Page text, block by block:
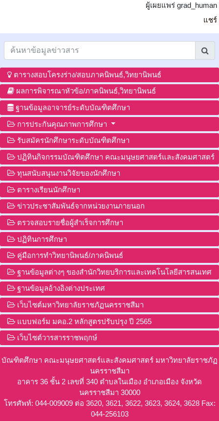
ผู้เผยแพร่ grad_human
แชร์
ตารางสอบโครงร่าง/สอบภาคนิพนธ์,วิทยานิพนธ์
ผลการพิจารณาหัวข้อ/ภาคนิพนธ์,วิทยานิพนธ์
ฐานข้อมูลอาจารย์ระดับบัณฑิตศึกษา
การประกันคุณภาพการศึกษา
รับสมัครนักศึกษาระดับบัณฑิตศึกษา
ปฏิทินกิจกรรมบัณฑิตศึกษา คณะมนุษยศาสตร์และสังคมศาสตร์
ทุนสนับสนุนงานวิจัยของนักศึกษา
ตารางเรียนนักศึกษา
ข่าวประชาสัมพันธ์จากหน่วยงานภายนอก
ตรวจสอบรายชื่อผู้สำเร็จการศึกษา
ปฏิทินการศึกษา
คู่มือการทำวิทยานิพนธ์/ภาคนิพนธ์
ฐานข้อมูลต่างๆ ของสำนักวิทยบริการและเทคโนโลยีสารสนเทศ
ฐานข้อมูลอ้างอิงต่างประเทศ
เว็บไซต์มหาวิทยาลัยราชภัฏนครราชสีมา
แบบฟอร์ม มคอ.2 หลักสูตรปรับปรุง ปี 2565
เว็บไซต์วารสารราชพฤกษ์
บัณฑิตศึกษา คณะมนุษยศาสตร์และสังคมศาสตร์ มหาวิทยาลัยราชภัฏ
นครราชสีมา
อาคาร 36 ชั้น 2 เลขที่ 340 ตำบลในเมือง อำเภอเมือง จังหวัด
นครราชสีมา 30000
โทรศัพท์: 044-009009 ต่อ 3620, 3621, 3622, 3623, 3624, 3628 Fax:
044-256103